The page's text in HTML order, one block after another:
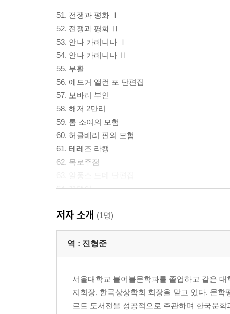
51. 전쟁과 평화 Ⅰ
52. 전쟁과 평화 Ⅱ
53. 안나 카레니나 Ⅰ
54. 안나 카레니나 Ⅱ
55. 부활
56. 에드거 앨런 포 단편집
57. 보바리 부인
58. 해저 2만리
59. 톰 소여의 모험
60. 허클베리 핀의 모험
61. 테레즈 라캥
62. 목로주점
64. 꼬맹이
66. 어느 생애
67. 기 드 모파상 단편집
68. 드라큘라
71. 도리언 그레이의 초상
72.. 로드 짐
73. 안톤 체호프 단편집
저자 소개 (1명)
역 : 진형준
서울대학교 불어불문학과를 졸업하고 같은
지회장, 한국상상학회 회장을 맡고 있다. 문
르트 도서전을 성공적으로 주관하며 한국문